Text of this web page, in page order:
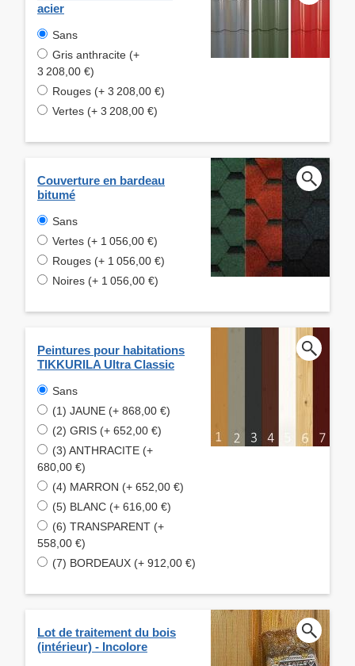
acier
Sans
Gris anthracite (+
3 208,00 €)
Rouges (+ 3 208,00 €)
Vertes (+ 3 208,00 €)
Couverture en bardeau
bitumé
Sans
Vertes (+ 1 056,00 €)
Rouges (+ 1 056,00 €)
Noires (+ 1 056,00 €)
Peintures pour habitations
TIKKURILA Ultra Classic
Sans
(1) JAUNE (+ 868,00 €)
(2) GRIS (+ 652,00 €)
(3) ANTHRACITE (+
680,00 €)
(4) MARRON (+ 652,00 €)
(5) BLANC (+ 616,00 €)
(6) TRANSPARENT (+
558,00 €)
(7) BORDEAUX (+ 912,00 €)
Lot de traitement du bois
(intérieur) - Incolore